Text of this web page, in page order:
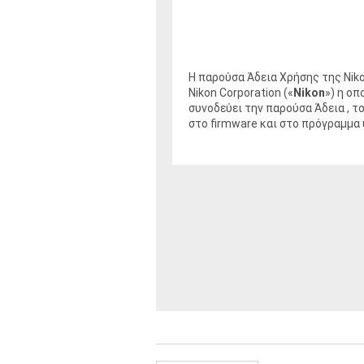
Η παρούσα Άδεια Χρήσης της
Nikon Corporation (« Nikon») η
συνοδεύει την παρούσα Άδεια ,
στο firmware και στο πρόγραμμα
ξεκινήσει η λήψη του
παρούσας Άδειας. Αν δεν
Η άδεια αυτή δεν συνιστά
προφορική ή γραπτή, ανάμεσα σε